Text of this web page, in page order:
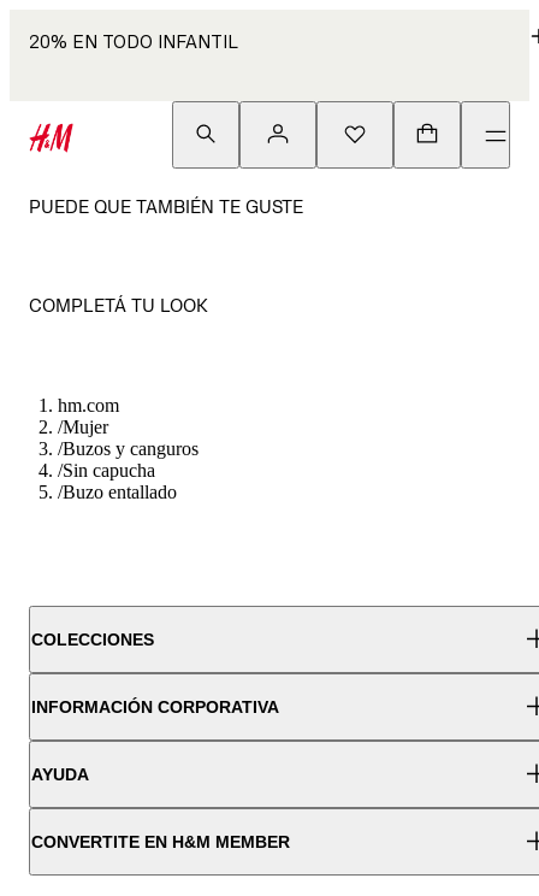
20% EN TODO INFANTIL
PUEDE QUE TAMBIÉN TE GUSTE
COMPLETÁ TU LOOK
hm.com
/Mujer
/Buzos y canguros
/Sin capucha
/Buzo entallado
COLECCIONES
INFORMACIÓN CORPORATIVA
AYUDA
CONVERTITE EN H&M MEMBER